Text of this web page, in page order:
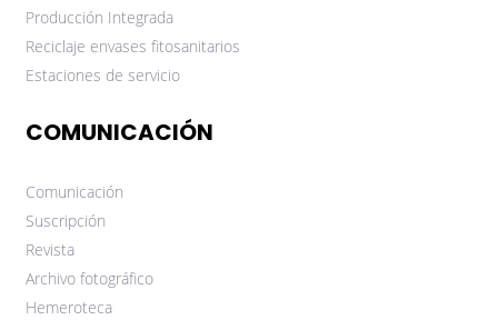
Producción Integrada
Reciclaje envases fitosanitarios
Estaciones de servicio
COMUNICACIÓN
Comunicación
Suscripción
Revista
Archivo fotográfico
Hemeroteca